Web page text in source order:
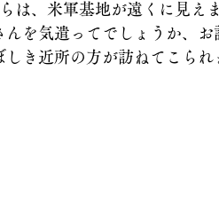
は、米軍基地が遠くに見え
んを気遣ってでしょうか、
しき近所の方が訪ねてこられ